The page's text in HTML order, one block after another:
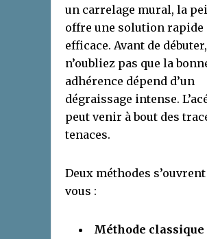
un carrelage mural, la
offre une solution rapide
efficace. Avant de débuter,
n’oubliez pas que la
adhérence dépend d’un
dégraissage intense.
peut venir à bout des
tenaces.
Deux méthodes s’ouvrent
vous :
Méthode classique